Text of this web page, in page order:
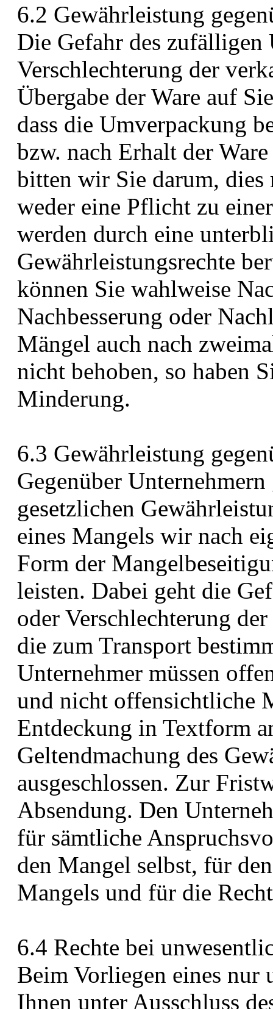
6.2 Gewährleistung
Die Gefahr des zufälligen
Verschlechterung der
Übergabe der Ware auf
dass die Umverpackung
bzw. nach Erhalt der
bitten wir Sie darum, dies
weder eine Pflicht zu
werden durch eine
Gewährleistungsrechte
können Sie wahlweise
Nachbesserung oder
Mängel auch nach
nicht behoben, so haben
Minderung.
6.3 Gewährleistung
Gegenüber
gesetzlichen
eines Mangels wir nach
Form der
leisten. Dabei geht die
oder Verschlechterung
die zum Transport
Unternehmer müssen
und nicht offensichtliche
Entdeckung in Textform
Geltendmachung des
ausgeschlossen. Zur
Absendung. Den
für sämtliche
den Mangel selbst, für
Mangels und für die
6.4 Rechte bei
Beim Vorliegen eines nur
Ihnen unter Ausschluss